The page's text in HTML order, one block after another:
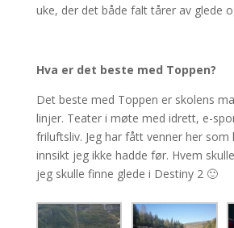
uke, der det både falt tårer av glede
Hva er det beste med Toppen?
Det beste med Toppen er skolens
linjer. Teater i møte med idrett, e-
friluftsliv. Jeg har fått venner her som
innsikt jeg ikke hadde før. Hvem
jeg skulle finne glede i Destiny 2 🙂